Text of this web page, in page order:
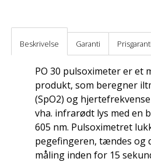
Beskrivelse Garanti Prisgaranti
PO 30 pulsoximeter er et
produkt, som beregner
(SpO2) og
vha. infrarødt lys med en
605 nm. Pulsoximetret
pegefingeren, tændes og
måling inden for 15